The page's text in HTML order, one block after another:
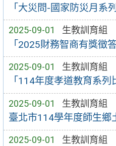
「大災問-國家防災月系
2025-09-01 生教訓育組
「2025財務智商有獎徵答
2025-09-01 生教訓育組
「114年度孝道教育系列
2025-09-01 生教訓育組
臺北市114學年度師生鄉
2025-09-01 生教訓育組